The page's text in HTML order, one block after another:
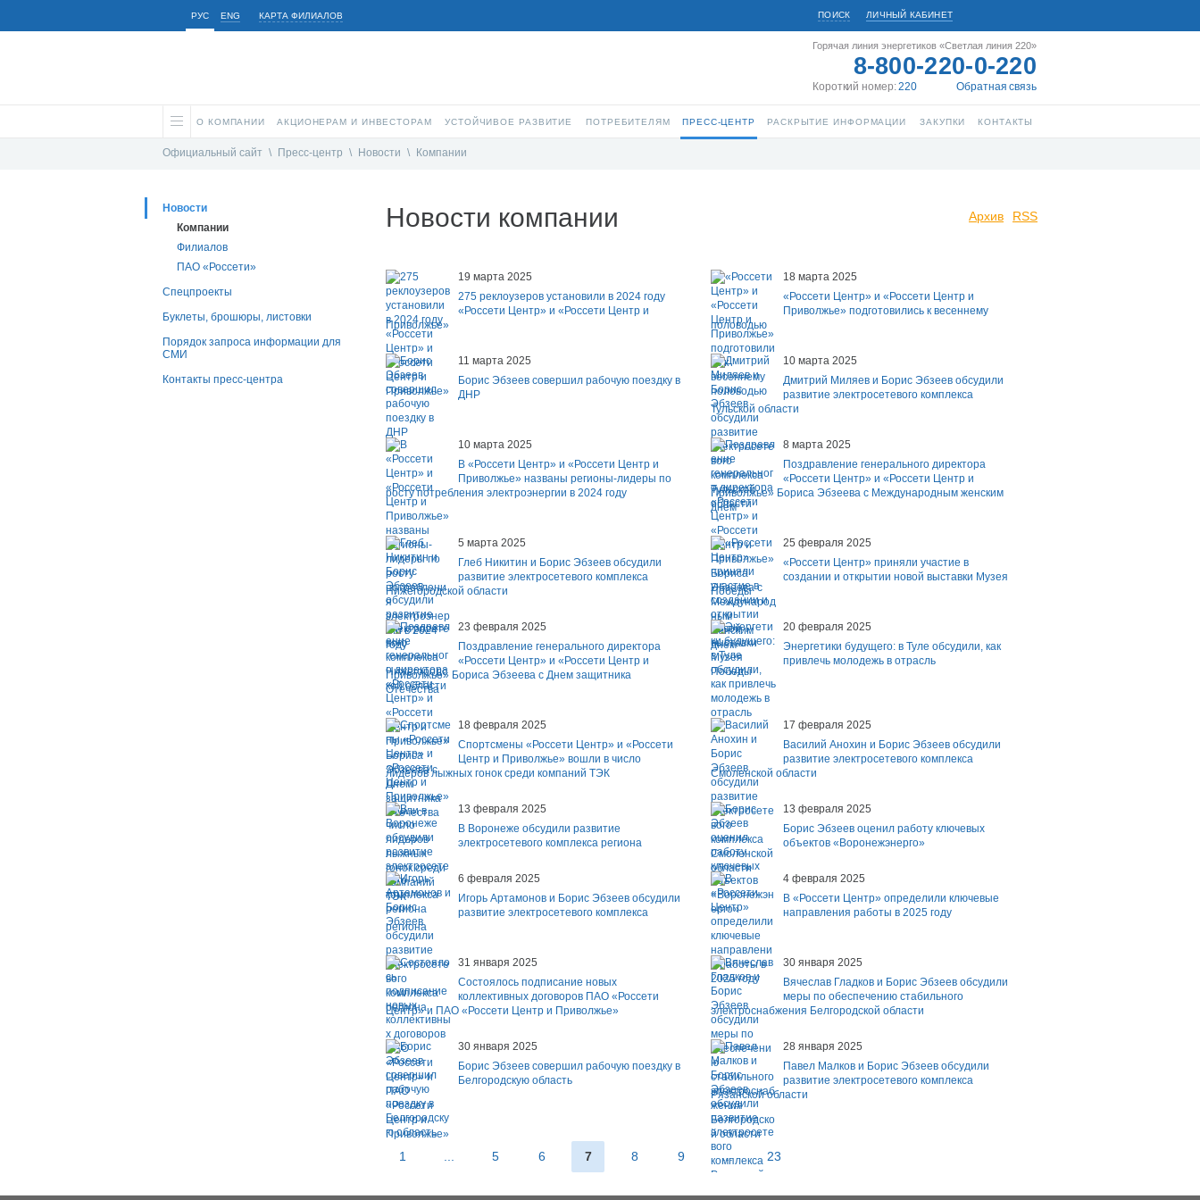
РУС ENG КАРТА ФИЛИАЛОВ ЛИЧНЫЙ КАБИНЕТ
ПОИСК
Горячая линия энергетиков «Светлая линия 220»
8-800-220-0-220
Короткий номер:220 Обратная связь
О КОМПАНИИ АКЦИОНЕРАМ И ИНВЕСТОРАМ УСТОЙЧИВОЕ РАЗВИТИЕ ПОТРЕБИТЕЛЯМ ПРЕСС-ЦЕНТР РАСКРЫТИЕ ИНФОРМАЦИИ ЗАКУПКИ КОНТАКТЫ
Официальный сайт \ Пресс-центр \ Новости \ Компании
Новости
Компании
Филиалов
ПАО «Россети»
Спецпроекты
Буклеты, брошюры, листовки
Порядок запроса информации для
СМИ
Контакты пресс-центра
Новости компании Архив RSS
19 марта 2025
275 реклоузеров установили в 2024 году
«Россети Центр» и «Россети Центр и
Приволжье»
18 марта 2025
«Россети Центр» и «Россети Центр и
Приволжье» подготовились к весеннему
половодью
11 марта 2025
Борис Эбзеев совершил рабочую поездку в
ДНР
10 марта 2025
Дмитрий Миляев и Борис Эбзеев обсудили
развитие электросетевого комплекса
Тульской области
10 марта 2025
В «Россети Центр» и «Россети Центр и
Приволжье» названы регионы-лидеры по
росту потребления электроэнергии в 2024 году
8 марта 2025
Поздравление генерального директора
«Россети Центр» и «Россети Центр и
Приволжье» Бориса Эбзеева с Международным женским
днем
5 марта 2025
Глеб Никитин и Борис Эбзеев обсудили
развитие электросетевого комплекса
Нижегородской области
25 февраля 2025
«Россети Центр» приняли участие в
создании и открытии новой выставки Музея
Победы
23 февраля 2025
Поздравление генерального директора
«Россети Центр» и «Россети Центр и
Приволжье» Бориса Эбзеева с Днем защитника
Отечества
20 февраля 2025
Энергетики будущего: в Туле обсудили, как
привлечь молодежь в отрасль
18 февраля 2025
Спортсмены «Россети Центр» и «Россети
Центр и Приволжье» вошли в число
лидеров лыжных гонок среди компаний ТЭК
17 февраля 2025
Василий Анохин и Борис Эбзеев обсудили
развитие электросетевого комплекса
Смоленской области
13 февраля 2025
В Воронеже обсудили развитие
электросетевого комплекса региона
13 февраля 2025
Борис Эбзеев оценил работу ключевых
объектов «Воронежэнерго»
6 февраля 2025
Игорь Артамонов и Борис Эбзеев обсудили
развитие электросетевого комплекса
региона
4 февраля 2025
В «Россети Центр» определили ключевые
направления работы в 2025 году
31 января 2025
Состоялось подписание новых
коллективных договоров ПАО «Россети
Центр» и ПАО «Россети Центр и Приволжье»
30 января 2025
Вячеслав Гладков и Борис Эбзеев обсудили
меры по обеспечению стабильного
электроснабжения Белгородской области
30 января 2025
Борис Эбзеев совершил рабочую поездку в
Белгородскую область
28 января 2025
Павел Малков и Борис Эбзеев обсудили
развитие электросетевого комплекса
Рязанской области
1 ... 5 6 7 8 9 ... 23